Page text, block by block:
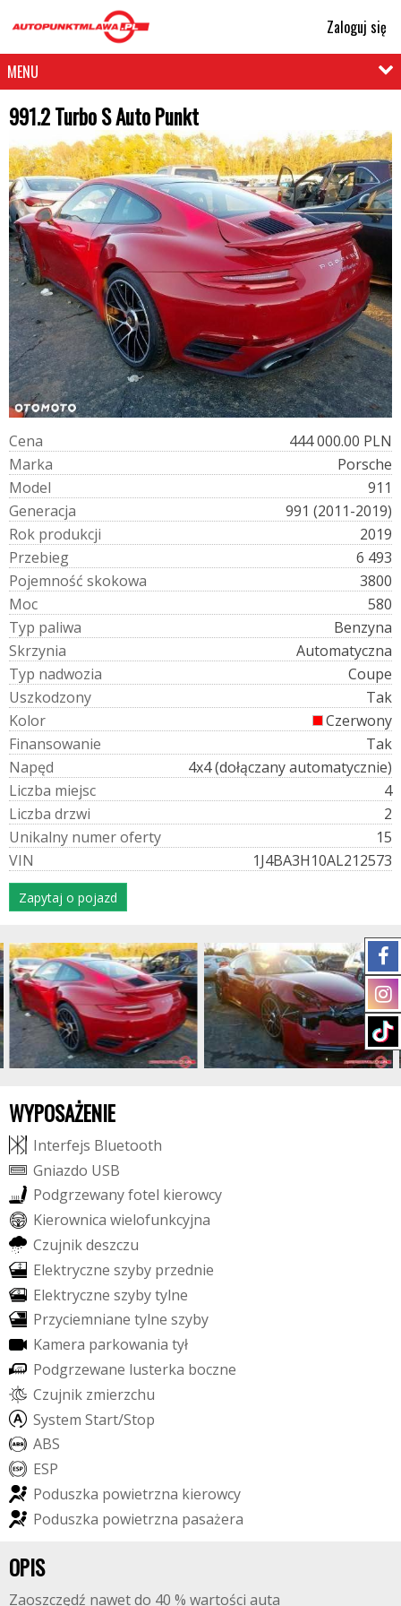
Zaloguj się
MENU
991.2 Turbo S Auto Punkt
Cena
444 000.00 PLN
Marka
Porsche
Model
911
Generacja
991 (2011-2019)
Rok produkcji
2019
Przebieg
6 493
Pojemność skokowa
3800
Moc
580
Typ paliwa
Benzyna
Skrzynia
Automatyczna
Typ nadwozia
Coupe
Uszkodzony
Tak
Kolor
Czerwony
Finansowanie
Tak
Napęd
4x4 (dołączany automatycznie)
Liczba miejsc
4
Liczba drzwi
2
Unikalny numeroferty
15
VIN 1J4BA3H10AL212573
Zapytaj o pojazd
WYPOSAŻENIE
Interfejs Bluetooth
Gniazdo USB
Podgrzewanyfotel kierowcy
Kierownica wielofunkcyjna
Czujnikdeszczu
Elektryczne szyby przednie
Elektryczne szybytylne
Przyciemniane tylne szyby
Kamera parkowania tył
Podgrzewane lusterka boczne
Czujnik zmierzchu
System Start/Stop
ABS
ESP
Poduszka powietrzna kierowcy
Poduszka powietrzna pasażera
OPIS
Zaoszczędź nawet do 40 % wartości auta